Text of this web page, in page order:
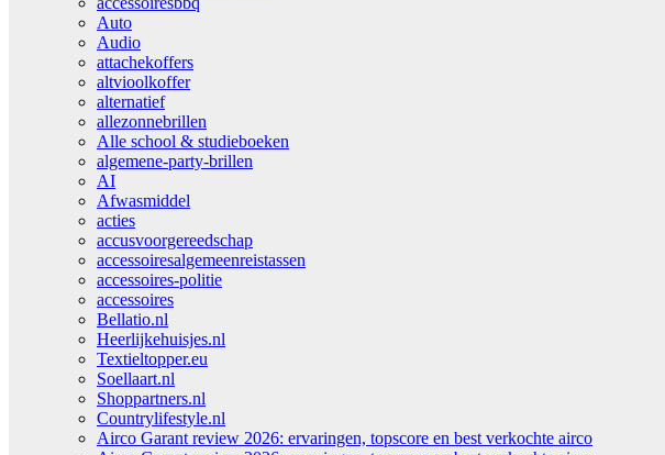
Auto
Audio
attachekoffers
altvioolkoffer
alternatief
allezonnebrillen
Alle school & studieboeken
algemene-party-brillen
AI
Afwasmiddel
acties
accusvoorgereedschap
accessoiresalgemeenreistassen
accessoires-politie
accessoires
Bellatio.nl
Heerlijkehuisjes.nl
Textieltopper.eu
Soellaart.nl
Shoppartners.nl
Countrylifestyle.nl
Airco Garant review 2026: ervaringen, topscore en best verkochte airco